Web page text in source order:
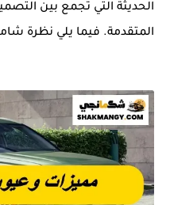
الحديثة التي تجمع بين
المتقدمة. فيما يلي نظرة